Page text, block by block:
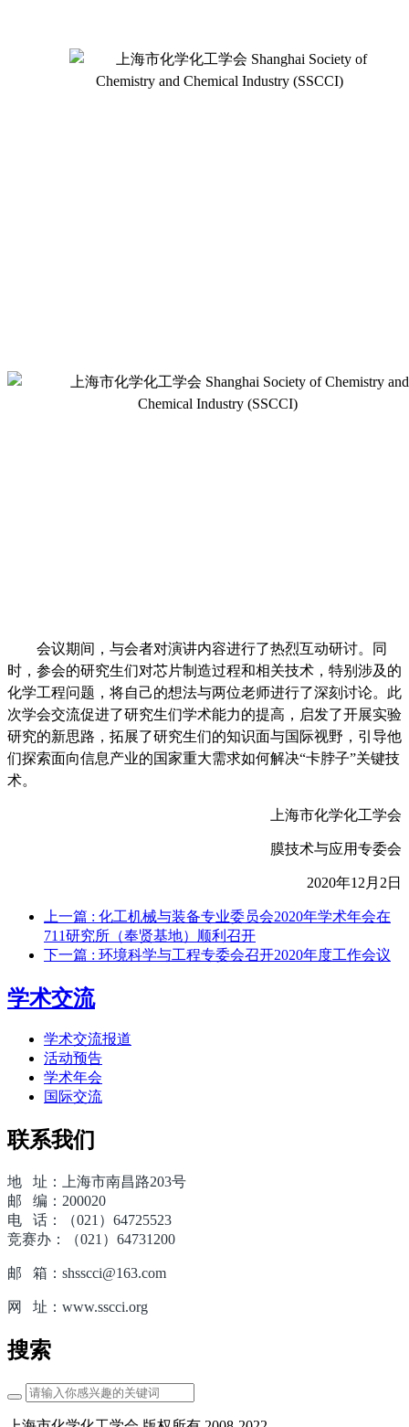
会议期间，与会者对演讲内容进行了热烈互动研讨。同
时，参会的研究生们对芯片制造过程和相关技术，特别涉及的
化学工程问题，将自己的想法与两位老师进行了深刻讨论。此
次学会交流促进了研究生们学术能力的提高，启发了开展实验
研究的新思路，拓展了研究生们的知识面与国际视野，引导他
们探索面向信息产业的国家重大需求如何解决“卡脖子”关键技
术。
上海市化学化工学会
膜技术与应用专委会
2020年12月2日
上一篇 : 化工机械与装备专业委员会2020年学术年会在
711研究所（奉贤基地）顺利召开
下一篇 : 环境科学与工程专委会召开2020年度工作会议
学术交流
学术交流报道
活动预告
学术年会
国际交流
联系我们
地 址：上海市南昌路203号
邮 编：200020
电 话：（021）64725523
竞赛办：（021）64731200
邮 箱：shsscci@163.com
网 址：www.sscci.org
搜索